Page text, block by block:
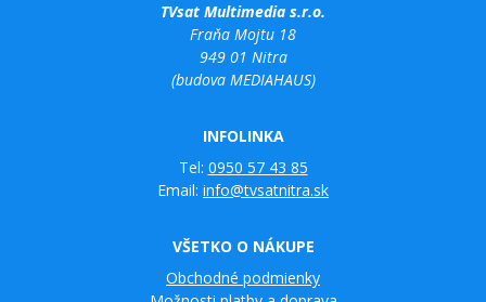
TVsat Multimedia s.r.o.
Fraňa Mojtu 18
949 01 Nitra
(budova MEDIAHAUS)
INFOLINKA
Tel: 0950 57 43 85
Email: info@tvsatnitra.sk
VŠETKO O NÁKUPE
Obchodné podmienky